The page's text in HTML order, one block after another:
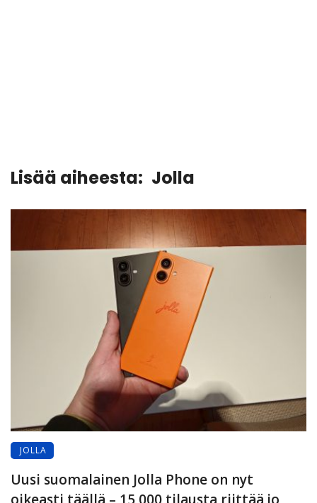
Lisää aiheesta: Jolla
JOLLA
Uusi suomalainen Jolla Phone on nyt